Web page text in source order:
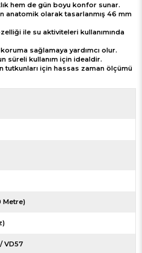
hem de gün boyu konfor sunar.
anatomik olarak tasarlanmış 46 mm
ile su aktiviteleri kullanımında
sağlamaya yardımcı olur.
süreli kullanım için idealdir.
tutkunları için hassas zaman ölçümü
Metre)
VD57